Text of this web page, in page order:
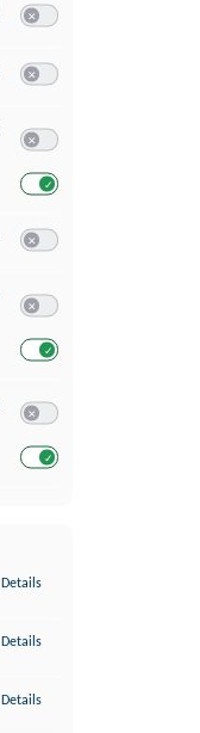
zu Erstellung von Profilen für
zu Verwendung von Profilen zur
zu Messung der Werbeleistung
zu Messung der Performance von
zu Analyse von Zielgruppen
zu Entwicklung und Verbesserung
Details
Details
Details